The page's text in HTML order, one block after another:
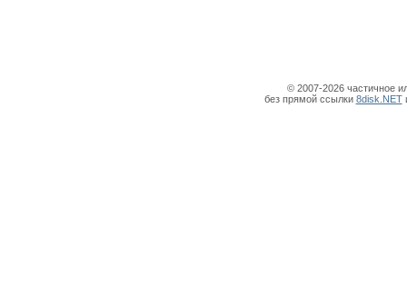
© 2007-2026 частичное
без прямой ссылки 8disk.NET